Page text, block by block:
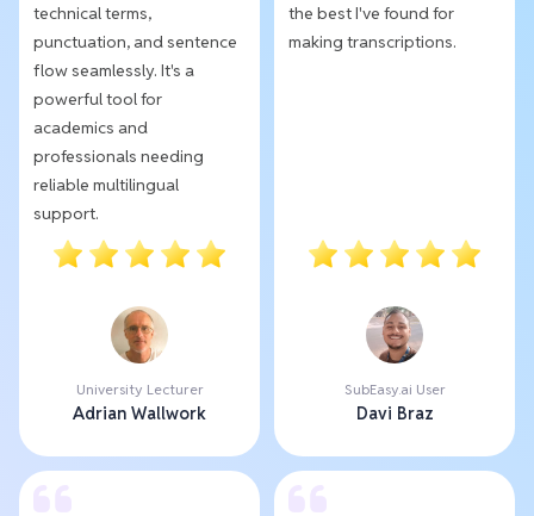
technical terms,
punctuation, and sentence
flow seamlessly. It's a
powerful tool for
academics and
professionals needing
reliable multilingual
support.
University Lecturer
Adrian Wallwork
the best I've found for
making transcriptions.
SubEasy.ai User
Davi Braz